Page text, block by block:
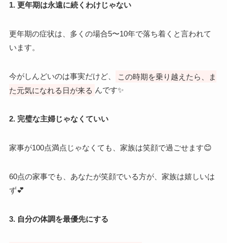
1. 更年期は永遠に続くわけじゃない
更年期の症状は、多くの場合5〜10年で落ち着くと言われて
います。
今がしんどいのは事実だけど、
この時期を乗り越えたら、ま
た元気になれる日が来る んです✨
2. 完璧な主婦じゃなくていい
家事が100点満点じゃなくても、家族は笑顔で過ごせます😊
60点の家事でも、あなたが笑顔でいる方が、家族は嬉しいは
ず💕
3. 自分の体調を最優先にする